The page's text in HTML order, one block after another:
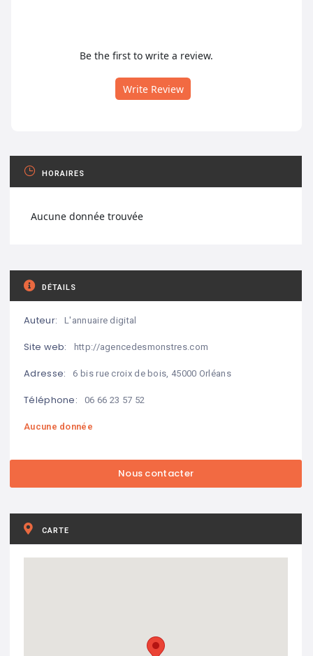
Be the first to write a review.
Write Review
HORAIRES
Aucune donnée trouvée
DÉTAILS
Auteur: L'annuaire digital
Site web: http://agencedesmonstres.com
Adresse: 6 bis rue croix de bois, 45000 Orléans
Téléphone: 06 66 23 57 52
Aucune donnée
CARTE